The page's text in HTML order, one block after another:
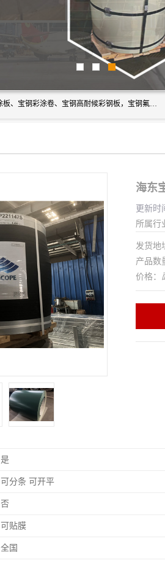
上海轩本实业有限公司主营产品：宝钢彩钢板、宝钢彩钢卷、宝钢彩涂板、宝钢彩涂卷、宝钢高耐候彩钢板，宝钢氟碳彩钢板。是一家集钢铁贸易，物流、加工为一体的产业全配套公司。
海东
更新时
所属行
发货地
产品数
价格：
是
可分条 可开平
否
可贴膜
全国